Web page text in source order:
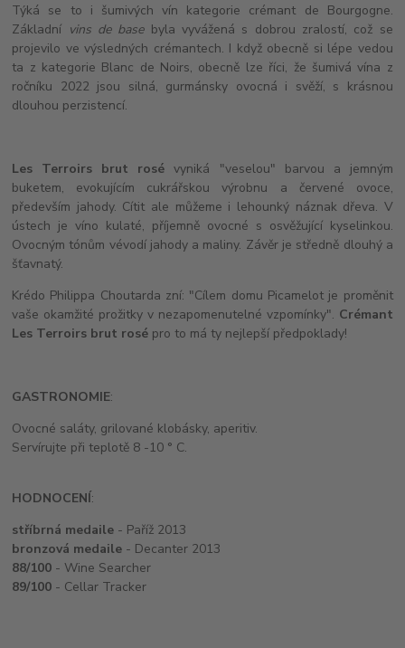
Týká se to i šumivých vín kategorie crémant de Bourgogne.
Základní vins de basebyla vyvážená s dobrou zralostí, což se
projevilo ve výsledných crémantech. I když obecně si lépe vedou
ta z kategorie Blanc de Noirs, obecně lze říci, že šumivá vína z
ročníku 2022 jsou silná, gurmánsky ovocná i svěží, s krásnou
dlouhou perzistencí.
Les Terroirs brut rosé vyniká "veselou" barvou a jemným
buketem, evokujícím cukrářskou výrobnu a červené ovoce,
především jahody. Cítit ale můžeme i lehounký náznak dřeva. V
ústech je víno kulaté, příjemně ovocné s osvěžující kyselinkou.
Ovocným tónům vévodí jahody a maliny. Závěr je středně dlouhý a
šťavnatý.
Krédo Philippa Choutarda zní: "Cílem domu Picamelot je proměnit
vaše okamžité prožitky v nezapomenutelné vzpomínky". Crémant
Les Terroirs brut rosé pro to má ty nejlepší předpoklady!
GASTRONOMIE:
Ovocné saláty, grilované klobásky, aperitiv.
Servírujte při teplotě 8 -10 ° C.
HODNOCENÍ:
stříbrná medaile - Paříž 2013
bronzová medaile - Decanter 2013
88/100 - Wine Searcher
89/100 - Cellar Tracker